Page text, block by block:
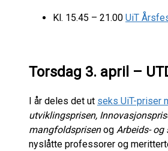
Kl. 15.45 – 21.00 UiT
Torsdag 3. april –
I år deles det ut seks UiT-priser
utviklingsprisen,
mangfoldsprisenog Arbeids-
nyslåtte professorer og